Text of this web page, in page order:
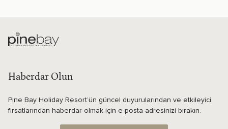
Haberdar Olun
Pine Bay Holiday Resort’ün güncel duyurularından ve etkileyici
fırsatlarından haberdar olmak için e-posta adresinizi bırakın.